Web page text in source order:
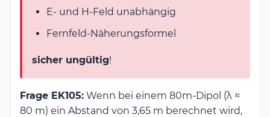
{2\pi}
E- und H-Feld unabhängig
Fernfeld-Näherungsformel
sicher ungültig!
Frage EK105: Wenn bei einem 80m-Dipol (λ ≈
80 m) ein Abstand von 3,65 m berechnet wird,